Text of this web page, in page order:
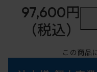
97,600円
（税込）
この商品